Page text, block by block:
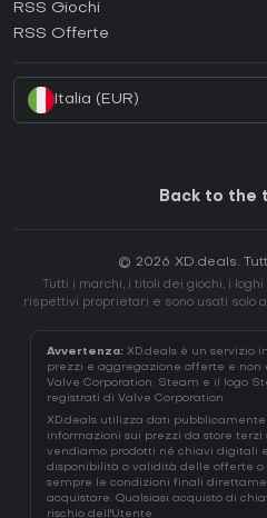
RSS Giochi
RSS Offerte
Italia (EUR)
Back to the
© 2026 XD.deals.
Tutti i marchi, i titoli dei giochi, i
rispettivi proprietari e sono usati solo
Avvertenza: XD.deals è un servizio
prezzi e aggregazione offerte e non
Valve Corporation. Steam e il logo
registrati di Valve Corporation.
XD.deals utilizza dati
informazioni sui prezzi da store terzi
vendiamo prodotti né chiavi digitali
disponibilità o validità delle offerte
sempre le condizioni finali
acquistare. Qualsiasi acquisto di
rischio dell'Utente.